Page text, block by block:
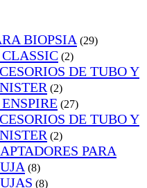
BIOPSIA (29)
(2)
DE TUBO Y
(2)
(27)
DE TUBO Y
(2)
PARA
(8)
(8)